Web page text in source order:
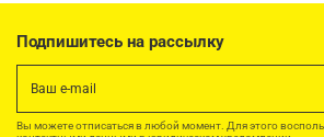
Подпишитесь на рассылку
Вы можете отписаться в любой момент. Для этого